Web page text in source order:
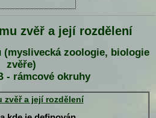
zvěř a její rozdělení
(myslivecká zoologie, biologie
zvěře)
- rámcové okruhy
zvěř a její rozdělení